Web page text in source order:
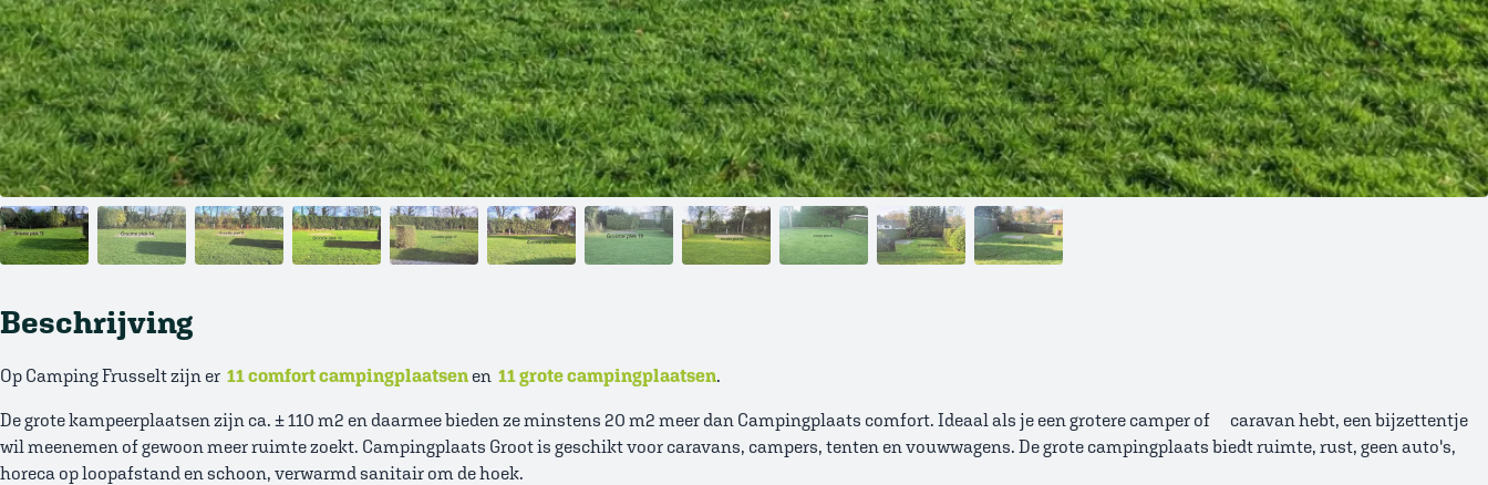
Beschrijving
Op Camping Frusselt zijn er 11 comfort campingplaatsen en 11 grote campingplaatsen.
De grote kampeerplaatsen zijn ca. ± 110 m2 en daarmee bieden ze minstens 20 m2 meer dan Campingplaats comfort. Ideaal als je een grotere camper of caravan hebt, een bijzettentje
wil meenemen of gewoon meer ruimte zoekt. Campingplaats Groot is geschikt voor caravans, campers, tenten en vouwwagens. De grote campingplaats biedt ruimte, rust, geen auto's,
horeca op loopafstand en schoon, verwarmd sanitair om de hoek.